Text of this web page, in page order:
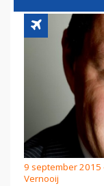
9 september 2015
Vernooij